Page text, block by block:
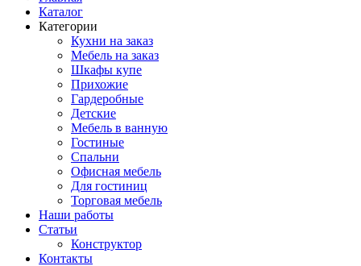
Каталог
Категории
Кухни на заказ
Мебель на заказ
Шкафы купе
Прихожие
Гардеробные
Детские
Мебель в ванную
Гостиные
Спальни
Офисная мебель
Для гостиниц
Торговая мебель
Наши работы
Статьи
Конструктор
Контакты